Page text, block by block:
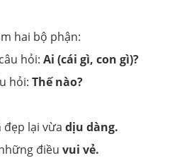
hai bộ phận:
hỏi: Ai (cái gì, con gì)?
hỏi: Thế nào?
đẹp lại vừa dịu dàng.
điều vui vẻ.